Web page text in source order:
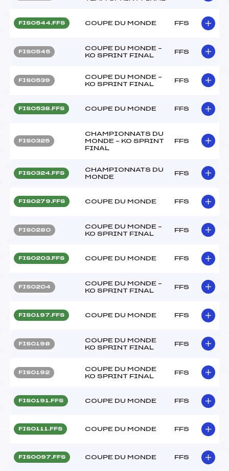
FIS0544.FFS COUPE DU MONDE FFS
FIS0545
COUPE DU MONDE –
KO SPRINT FINAL
FFS
FIS0539
COUPE DU MONDE –
KO SPRINT FINAL
FFS
FIS0538.FFS COUPE DU MONDE FFS
FIS0325
CHAMPIONNATS DU
MONDE – KO SPRINT
FINAL
FFS
FIS0324.FFS
CHAMPIONNATS DU
MONDE
FFS
FIS0279.FFS COUPE DU MONDE FFS
FIS0280
COUPE DU MONDE –
KO SPRINT FINAL
FFS
FIS0203.FFS COUPE DU MONDE FFS
FIS0204
COUPE DU MONDE –
KO SPRINT FINAL
FFS
FIS0197.FFS COUPE DU MONDE FFS
FIS0198
COUPE DU MONDE
KO SPRINT FINAL
FFS
FIS0192
COUPE DU MONDE
KO SPRINT FINAL
FFS
FIS0191.FFS COUPE DU MONDE FFS
FIS0111.FFS COUPE DU MONDE FFS
FIS0097.FFS COUPE DU MONDE FFS